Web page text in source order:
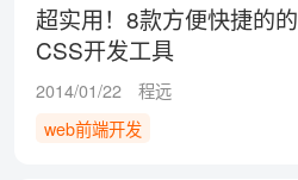
超实用！8款方便快捷的的
CSS开发工具
2014/01/22
程远
web前端开发